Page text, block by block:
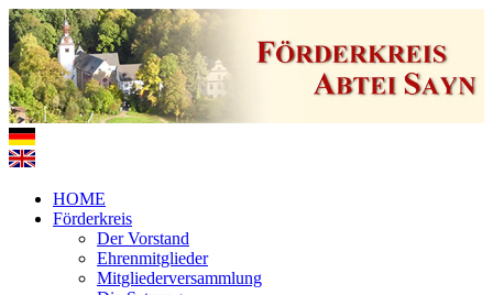
HOME
Förderkreis
Der Vorstand
Ehrenmitglieder
Mitgliederversammlung